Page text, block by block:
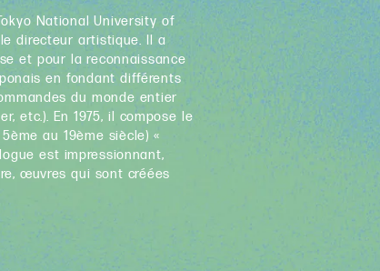
National University of
directeur artistique. Il a
et pour la reconnaissance
en fondant différents
du monde entier
etc.). En 1975, il compose le
au 19ème siècle) «
est impressionnant,
œuvres qui sont créées